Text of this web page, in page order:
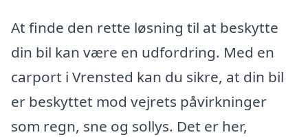
At finde den rette løsning til at beskytte
din bil kan være en udfordring. Med en
carport i Vrensted kan du sikre, at din bil
er beskyttet mod vejrets påvirkninger
som regn, sne og sollys. Det er her,